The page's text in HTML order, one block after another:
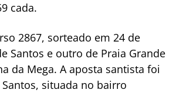
cada.
2867, sorteado em 24 de
Santos e outro de Praia Grande
da Mega. A aposta santista foi
situada no bairro